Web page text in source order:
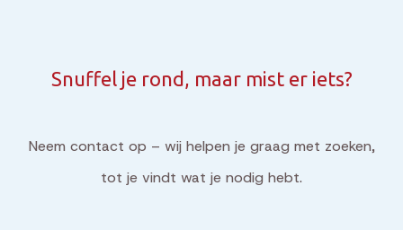
Snuffel je rond, maar mist er iets?
Neem contact op – wij helpen je graag met zoeken,
tot je vindt wat je nodig hebt.